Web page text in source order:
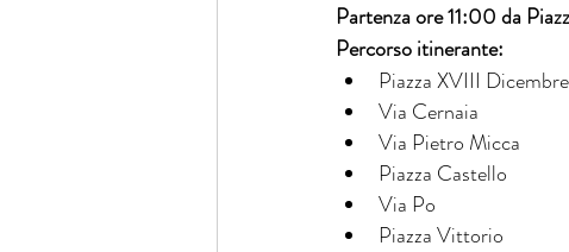
Partenza ore 11:00 da
Percorso itinerante:
Piazza XVIII Dicembre
Via Cernaia
Via Pietro Micca
Piazza Castello
Via Po
Piazza Vittorio